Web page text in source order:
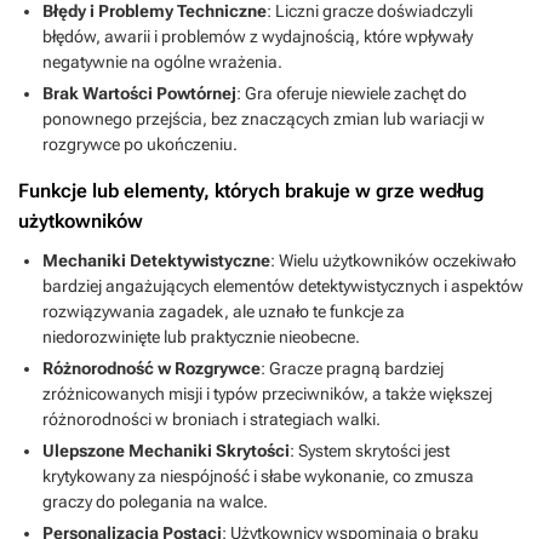
Błędy i Problemy Techniczne: Liczni gracze doświadczyli
błędów, awarii i problemów z wydajnością, które wpływały
negatywnie na ogólne wrażenia.
Brak Wartości Powtórnej: Gra oferuje niewiele zachęt do
ponownego przejścia, bez znaczących zmian lub wariacji w
rozgrywce po ukończeniu.
Funkcje lub elementy, których brakuje w grze według
użytkowników
Mechaniki Detektywistyczne: Wielu użytkowników oczekiwało
bardziej angażujących elementów detektywistycznych i aspektów
rozwiązywania zagadek, ale uznało te funkcje za
niedorozwinięte lub praktycznie nieobecne.
Różnorodność w Rozgrywce: Gracze pragną bardziej
zróżnicowanych misji i typów przeciwników, a także większej
różnorodności w broniach i strategiach walki.
Ulepszone Mechaniki Skrytości: System skrytości jest
krytykowany za niespójność i słabe wykonanie, co zmusza
graczy do polegania na walce.
Personalizacja Postaci: Użytkownicy wspominają o braku